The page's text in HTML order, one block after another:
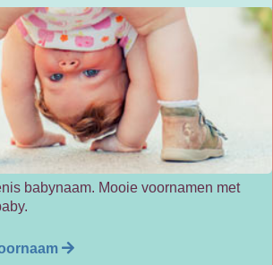
babynaam. Mooie voornamen met